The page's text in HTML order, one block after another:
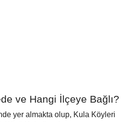
ve Hangi İlçeye Bağlı?
yer almakta olup, Kula Köyleri